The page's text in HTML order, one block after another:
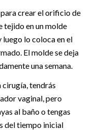
crear el orificio de
tejido en un molde
lo coloca en el
El molde se deja
una semana.
cirugía, tendrás
vaginal, pero
al baño o tengas
del tiempo inicial